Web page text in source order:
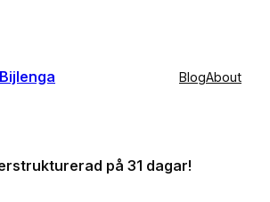
BlogAbout
på 31 dagar!